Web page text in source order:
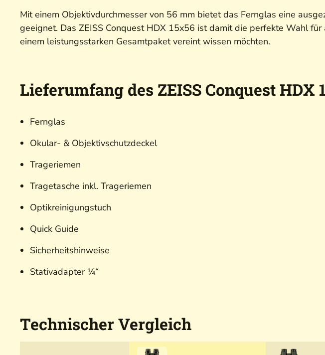
Mit einem Objektivdurchmesser von 56 mm bietet das Fernglas eine
geeignet. Das ZEISS Conquest HDX 15x56 ist damit die perfekte Wahl
einem leistungsstarken Gesamtpaket vereint wissen möchten.
Lieferumfang des ZEISS Conquest HDX
Fernglas
Okular- & Objektivschutzdeckel
Trageriemen
Tragetasche inkl. Trageriemen
Optikreinigungstuch
Quick Guide
Sicherheitshinweise
Stativadapter ¼“
Technischer Vergleich